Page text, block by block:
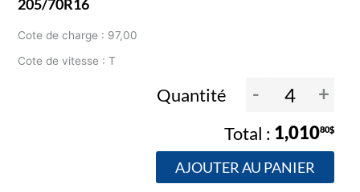
205/70R16
Cote de charge : 97,00
Cote de vitesse : T
Quantité - +
1,01080$
AJOUTER AU PANIER